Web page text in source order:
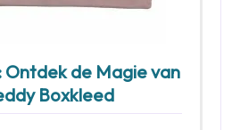
de Magie van
Boxkleed